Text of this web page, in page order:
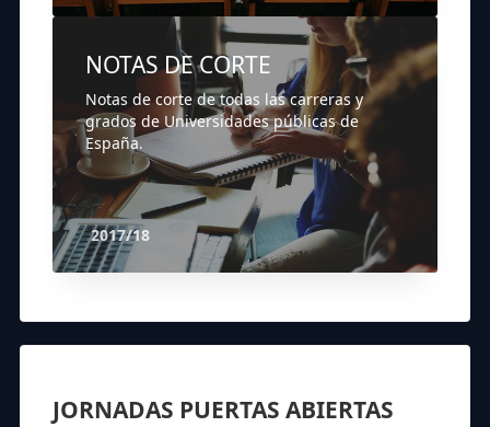
NOTAS DE CORTE
Notas de corte de todas las carreras y
grados de Universidades públicas de
España.
2017/18
JORNADAS PUERTAS ABIERTAS